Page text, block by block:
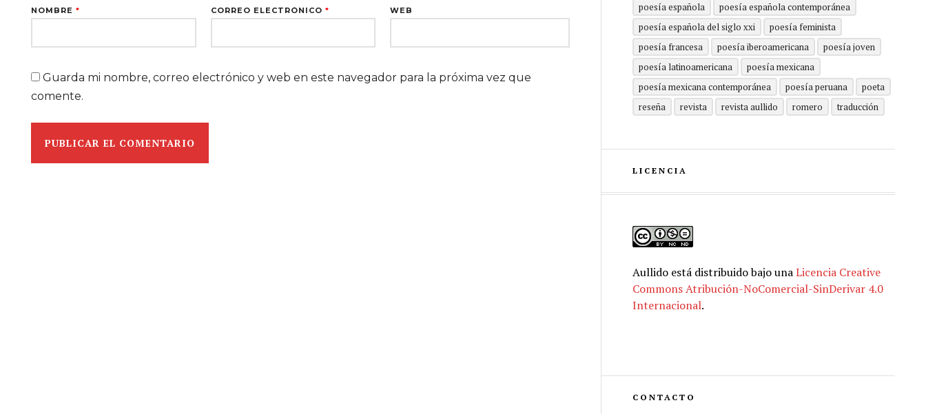
NOMBRE * CORREO ELECTRÓNICO * WEB
Guarda mi nombre, correo electrónico y web en este navegador para la próxima vez que
comente.
poesía española
poesía española contemporánea
poesía española del siglo xxi
poesía feminista
poesía francesa
poesía iberoamericana
poesía joven
poesía latinoamericana
poesía mexicana
poesía mexicana contemporánea
poesía peruana
poeta
reseña
revista revista aullido romero traducción
LICENCIA
Aullidoestá distribuido bajo unaLicencia Creative
Commons Atribución-NoComercial-SinDerivar 4.0
Internacional.
CONTACTO